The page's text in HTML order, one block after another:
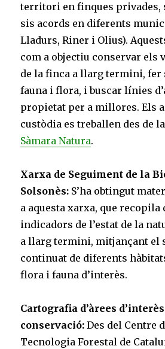
territori en finques privades,
sis acords en diferents
Lladurs, Riner i Olius).
com a objectiu conservar els
de la finca a llarg termini, fer
fauna i flora, i buscar línies
propietat per a millores. Els
custòdia es treballen des de
Sàmara Natura.
Xarxa de Seguiment de la
Solsonès: S’ha obtingut
a aquesta xarxa, que recopila
indicadors de l’estat de la
a llarg termini, mitjançant el
continuat de diferents
flora i fauna d’interès.
Cartografia d’àrees
conservació:Des del Centre
Tecnologia Forestal de